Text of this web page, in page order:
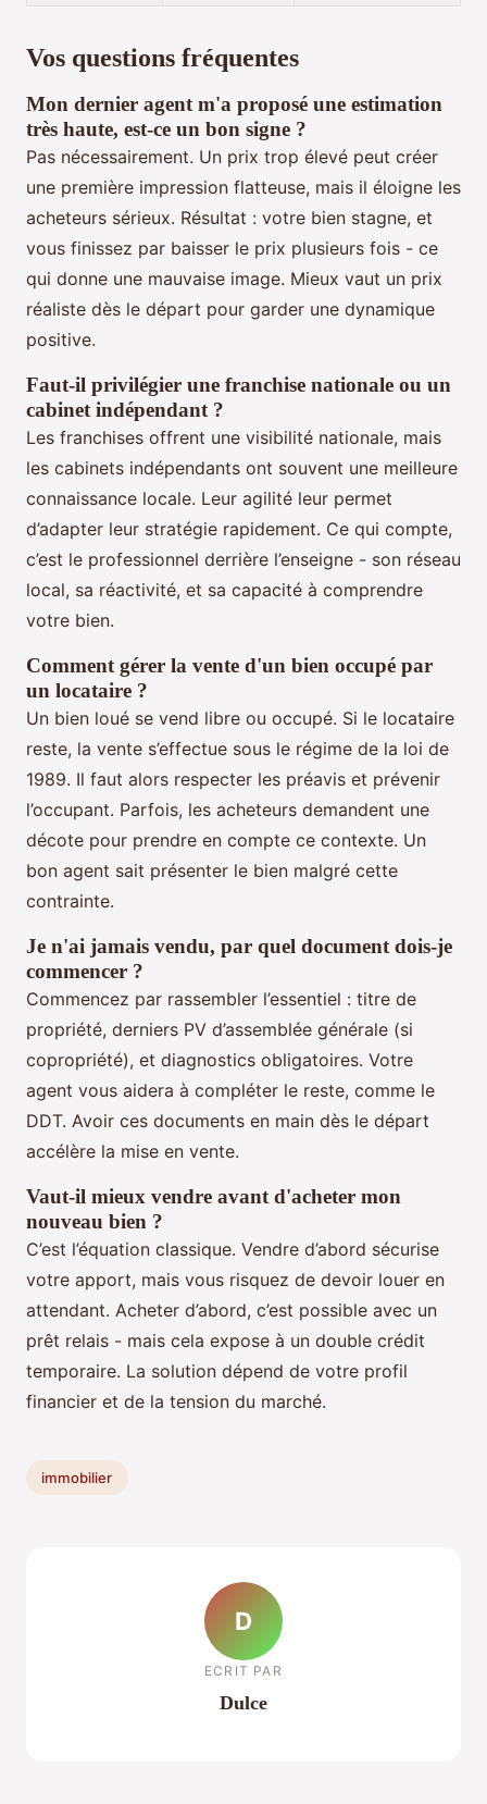
Vos questions fréquentes
Mon dernier agent m'a proposé une estimation
très haute, est-ce un bon signe ?
Pas nécessairement. Un prix trop élevé peut créer
une première impression flatteuse, mais il éloigne les
acheteurs sérieux. Résultat : votre bien stagne, et
vous finissez par baisser le prix plusieurs fois - ce
qui donne une mauvaise image. Mieux vaut un prix
réaliste dès le départ pour garder une dynamique
positive.
Faut-il privilégier une franchise nationale ou un
cabinet indépendant ?
Les franchises offrent une visibilité nationale, mais
les cabinets indépendants ont souvent une meilleure
connaissance locale. Leur agilité leur permet
d’adapter leur stratégie rapidement. Ce qui compte,
c’est le professionnel derrière l’enseigne - son réseau
local, sa réactivité, et sa capacité à comprendre
votre bien.
Comment gérer la vente d'un bien occupé par
un locataire ?
Un bien loué se vend libre ou occupé. Si le locataire
reste, la vente s’effectue sous le régime de la loi de
1989. Il faut alors respecter les préavis et prévenir
l’occupant. Parfois, les acheteurs demandent une
décote pour prendre en compte ce contexte. Un
bon agent sait présenter le bien malgré cette
contrainte.
Je n'ai jamais vendu, par quel document dois-je
commencer ?
Commencez par rassembler l’essentiel : titre de
propriété, derniers PV d’assemblée générale (si
copropriété), et diagnostics obligatoires. Votre
agent vous aidera à compléter le reste, comme le
DDT. Avoir ces documents en main dès le départ
accélère la mise en vente.
Vaut-il mieux vendre avant d'acheter mon
nouveau bien ?
C’est l’équation classique. Vendre d’abord sécurise
votre apport, mais vous risquez de devoir louer en
attendant. Acheter d’abord, c’est possible avec un
prêt relais - mais cela expose à un double crédit
temporaire. La solution dépend de votre profil
financier et de la tension du marché.
immobilier
D
ECRIT PAR
Dulce